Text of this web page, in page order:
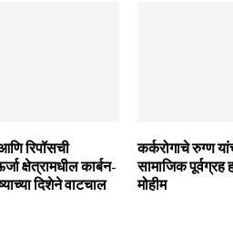
रिपॉसची
क्षेत्रामधील कार्बन-
दिशेने वाटचाल
कर्करोगाचे रुग्ण
सामाजिक पूर्वग्रह
मोहीम